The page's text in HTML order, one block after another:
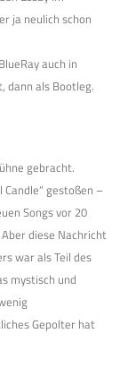
ja neulich schon
auch in
dann als Bootleg.
gebracht.
gestoßen –
Songs vor 20
diese Nachricht
war als Teil des
mystisch und
Gepolter hat